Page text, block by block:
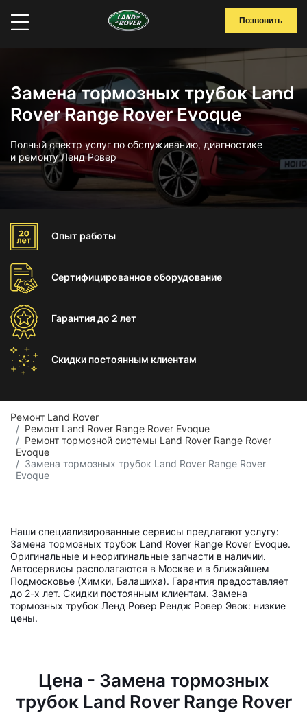
Позвонить
Замена тормозных трубок Land
Rover Range Rover Evoque
Полный спектр услуг по обслуживанию, диагностике
и ремонту Ленд Ровер
Опыт работы
Сертифицированноеоборудование
Гарантиядо 2 лет
Скидки постоянным клиентам
Ремонт Land Rover
Ремонт Land Rover Range Rover Evoque
Ремонт тормозной системы Land Rover Range Rover
Evoque
Замена тормозных трубок Land Rover Range Rover
Evoque
Наши специализированные сервисы предлагают услугу:
Замена тормозных трубок Land Rover Range Rover Evoque.
Оригинальные и неоригинальные запчасти в наличии.
Автосервисы располагаются в Москве и в ближайшем
Подмосковье (Химки, Балашиха). Гарантия предоставляет
до 2-х лет. Скидки постоянным клиентам. Замена
тормозных трубок Ленд Ровер Рендж Ровер Эвок: низкие
цены.
Цена - Замена тормозных
трубок Land Rover Range Rover